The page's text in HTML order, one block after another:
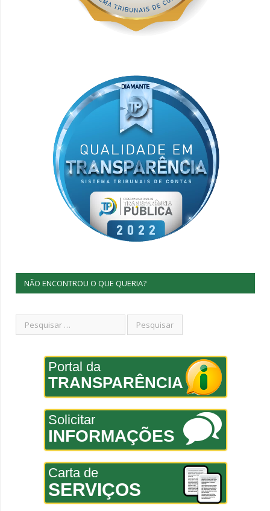
NÃO ENCONTROU O QUE QUERIA?
Portal da
TRANSPARÊNCIA
Solicitar
INFORMAÇÕES
Carta de
SERVIÇOS